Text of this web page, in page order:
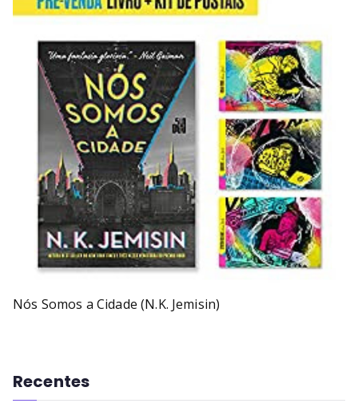
Nós Somos a Cidade (N.K. Jemisin)
Recentes